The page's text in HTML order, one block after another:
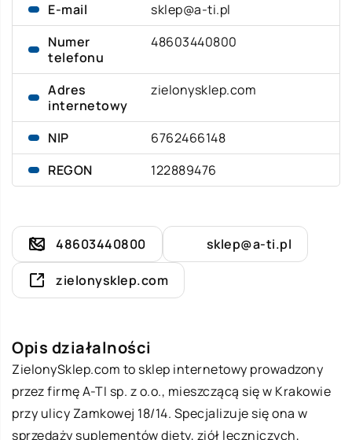
E-mail
sklep@a-ti.pl
Numer
telefonu
48603440800
Adres
internetowy
zielonysklep.com
NIP
6762466148
REGON
122889476
48603440800 sklep@a-ti.pl
zielonysklep.com
Opis działalności
ZielonySklep.com to sklep internetowy prowadzony
przez firmę A-TI sp. z o.o., mieszczącą się w Krakowie
przy ulicy Zamkowej 18/14. Specjalizuje się ona w
sprzedaży suplementów diety, ziół leczniczych,